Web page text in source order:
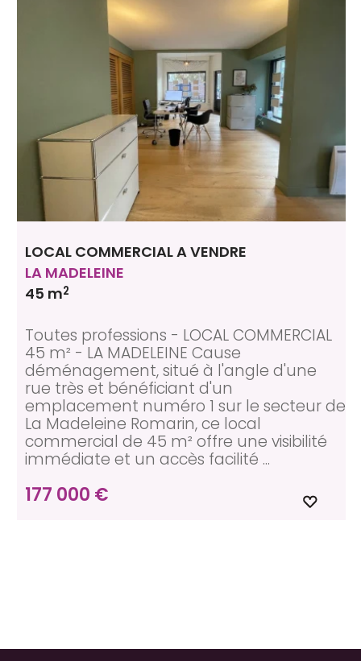
177 000 €
LOCAL COMMERCIAL A VENDRE
LA MADELEINE
45 m2
Toutes professions - LOCAL COMMERCIAL
45 m² - LA MADELEINE Cause
déménagement, situé à l'angle d'une
rue très et bénéficiant d'un
emplacement numéro 1 sur le secteur de
La Madeleine Romarin, ce local
commercial de 45 m² offre une visibilité
immédiate et un accès facilité ...